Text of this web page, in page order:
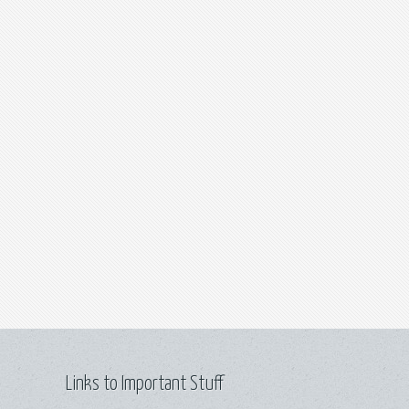
Links to Important Stuff